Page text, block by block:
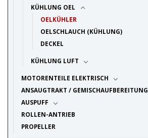
KÜHLUNG OEL
OELKÜHLER
OELSCHLAUCH (KÜHLUNG)
DECKEL
KÜHLUNG LUFT
MOTORENTEILE ELEKTRISCH
ANSAUGTRAKT / GEMISCHAUFBEREITUNG
AUSPUFF
ROLLEN-ANTRIEB
PROPELLER